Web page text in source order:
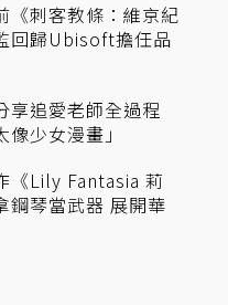
《刺客教條：維京紀
回歸Ubisoft擔任品
享追愛老師全過程
少女漫畫」
《Lily Fantasia 莉
鋼琴當武器 展開華